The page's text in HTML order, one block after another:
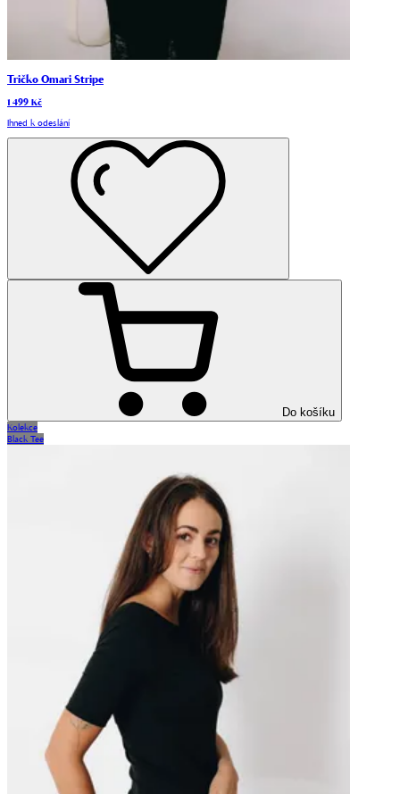
Tričko Omari Stripe
1 499 Kč
Ihned k odeslání
Do košíku
Kolekce
Black Tee